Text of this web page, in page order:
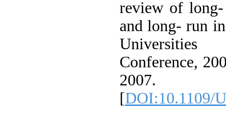
review of
and long- run
Conference,
2007.
[DOI:10.1109/